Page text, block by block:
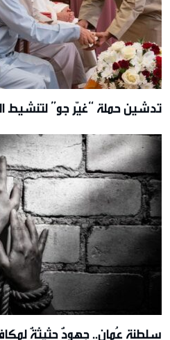
تدشين حملة “غيّر جو” لتنشيط
سلطنة عُمان.. جهودٌ حثيثةٌ